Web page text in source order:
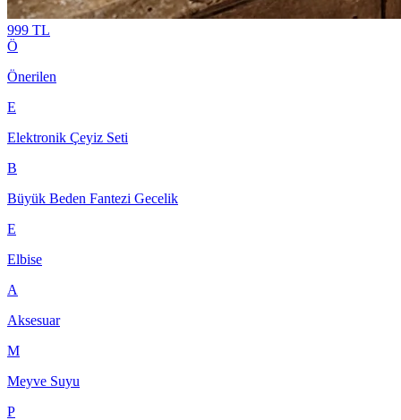
999 TL
Ö
Önerilen
E
Elektronik Çeyiz Seti
B
Büyük Beden Fantezi Gecelik
E
Elbise
A
Aksesuar
M
Meyve Suyu
P